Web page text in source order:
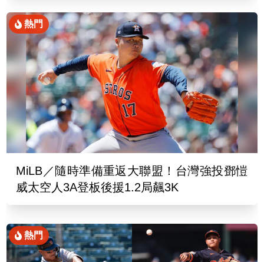
熱門
MiLB／隨時準備重返大聯盟！台灣強投鄧愷
威太空人3A登板後援1.2局飆3K
熱門